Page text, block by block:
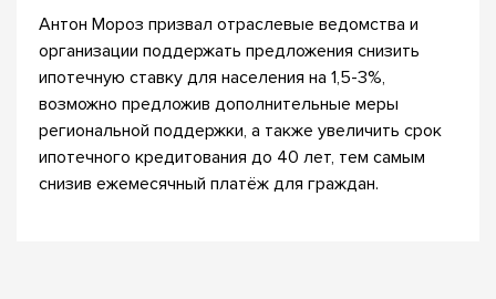
Антон Мороз призвал отраслевые ведомства и
организации поддержать предложения снизить
ипотечную ставку для населения на 1,5-3%,
возможно предложив дополнительные меры
региональной поддержки, а также увеличить срок
ипотечного кредитования до 40 лет, тем самым
снизив ежемесячный платёж для граждан.